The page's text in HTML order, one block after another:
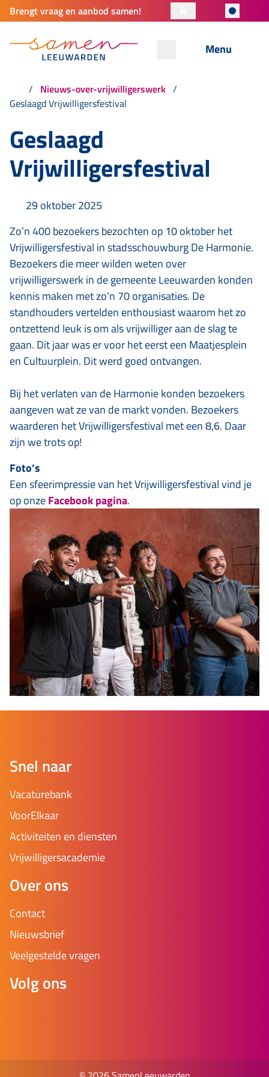
Brengt vraag en aanbod samen!
Menu
Nieuws-over-vrijwilligerswerk
Geslaagd Vrijwilligersfestival
Geslaagd
Vrijwilligersfestival
29 oktober 2025
Zo’n 400 bezoekers bezochten op 10 oktober het
Vrijwilligersfestival in stadsschouwburg De Harmonie.
Bezoekers die meer wilden weten over
vrijwilligerswerk in de gemeente Leeuwarden konden
kennis maken met zo’n 70 organisaties. De
standhouders vertelden enthousiast waarom het zo
ontzettend leuk is om als vrijwilliger aan de slag te
gaan. Dit jaar was er voor het eerst een Maatjesplein
en Cultuurplein. Dit werd goed ontvangen.
Bij het verlaten van de Harmonie konden bezoekers
aangeven wat ze van de markt vonden. Bezoekers
waarderen het Vrijwilligersfestival met een 8,6. Daar
zijn we trots op!
Foto’s
Een sfeerimpressie van het Vrijwilligersfestival vind je
op onzeFacebook pagina.
Snel naar
Vacaturebank
VoorElkaar
Activiteiten en diensten
Vrijwilligersacademie
Over ons
Contact
Nieuwsbrief
Veelgestelde vragen
Volg ons